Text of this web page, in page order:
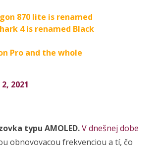
870 lite is renamed
4 is renamed Black
Pro and the whole
2021
typu AMOLED.V dnešnej dobe
obnovovacou frekvenciou a tí, čo